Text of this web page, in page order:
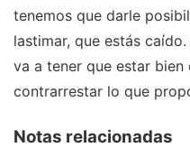
tenemos que darle
lastimar, que estás
va a tener que estar
contrarrestar lo que
Notas relacionadas